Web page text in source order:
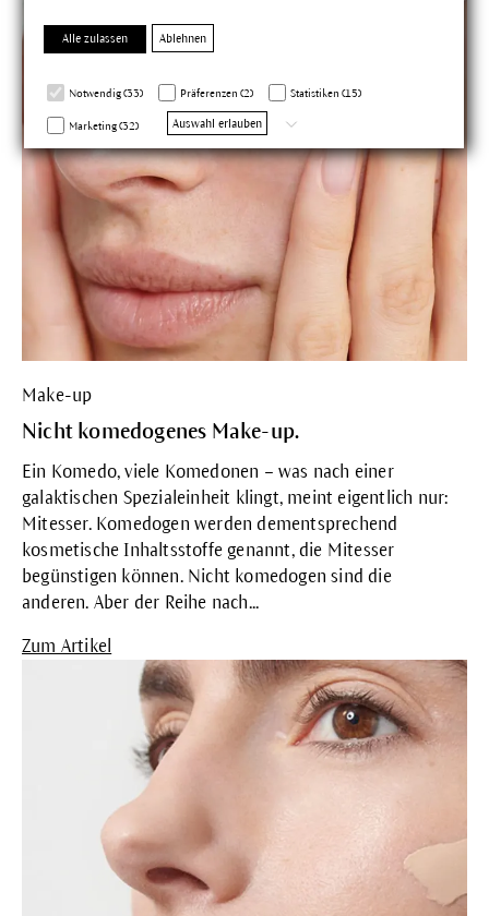
Alle zulassen Ablehnen
Notwendig (33) Präferenzen (2) Statistiken (15)
Marketing (32) Auswahl erlauben
Make-up
Nicht komedogenes Make-up.
Ein Komedo, viele Komedonen – was nach einer
galaktischen Spezialeinheit klingt, meint eigentlich nur:
Mitesser. Komedogen werden dementsprechend
kosmetische Inhaltsstoffe genannt, die Mitesser
begünstigen können. Nicht komedogen sind die
anderen. Aber der Reihe nach...
Zum Artikel